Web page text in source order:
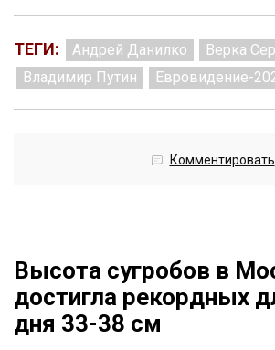
ТЕГИ: Андрей Данилко
Верка
Владимир Путин
Евровидение-
Комментировать
Высота сугробов в
достигла рекордных
дня 33-38 см